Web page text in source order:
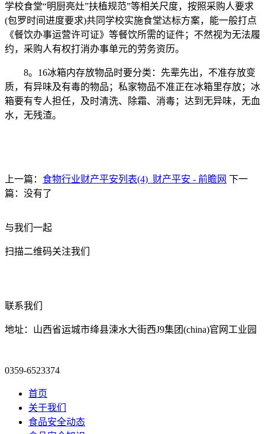
学校食堂“明厨亮灶”扶植规范”等相关尺度，按照采购人要求
(包罗时间进度要求)共同学校实施食堂达标方案，能一般打点
《餐饮办事运营许可证》等餐饮所需的证件；不然视为无法履
约，采购人有权打消办事单元的劳务资历。
8。16冰箱内存放物品时要分类：先辈先出，不准存放变
质，有异味及有毒的物品；私家物品不准正在冰箱里存放；冰
箱要有专人担任，及时清洗、除霜、消毒；达到无异味，无血
水，无残渣。
上一篇： 食物行业财产平安列表(4)_财产平安 - 前瞻网 下一
篇：没有了
与我们一起
扫描二维码关注我们
联系我们
地址：山西省运城市绛县涑水大街西J9集团(china)官网工业园
0359-6523374
首页
关于我们
食品安全动态